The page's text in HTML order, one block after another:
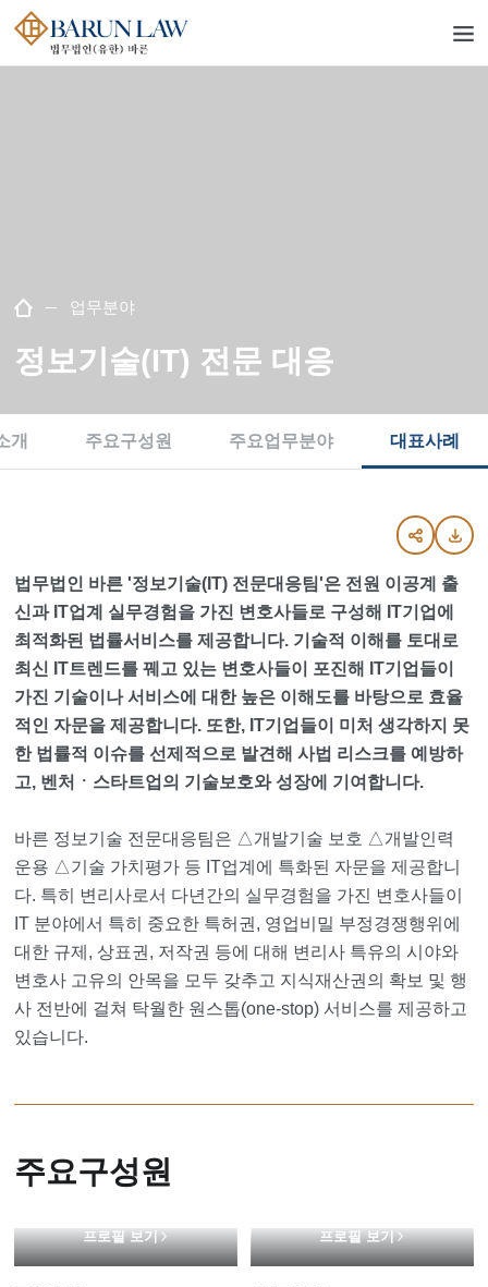
업무분야
정보기술(IT) 전문 대응
개 주요구성원 주요업무분야 대표사례
법무법인 바른 '정보기술(IT) 전문대응팀'은 전원 이공계 출
신과 IT업계 실무경험을 가진 변호사들로 구성해 IT기업에
최적화된 법률서비스를 제공합니다. 기술적 이해를 토대로
최신 IT트렌드를 꿰고 있는 변호사들이 포진해 IT기업들이
가진 기술이나 서비스에 대한 높은 이해도를 바탕으로 효율
적인 자문을 제공합니다. 또한, IT기업들이 미처 생각하지 못
한 법률적 이슈를 선제적으로 발견해 사법 리스크를 예방하
고, 벤처ㆍ스타트업의 기술보호와 성장에 기여합니다.
바른 정보기술 전문대응팀은 △개발기술 보호 △개발인력
운용 △기술 가치평가 등 IT업계에 특화된 자문을 제공합니
다. 특히 변리사로서 다년간의 실무경험을 가진 변호사들이
IT 분야에서 특히 중요한 특허권, 영업비밀 부정경쟁행위에
대한 규제, 상표권, 저작권 등에 대해 변리사 특유의 시야와
변호사 고유의 안목을 모두 갖추고 지식재산권의 확보 및 행
사 전반에 걸쳐 탁월한 원스톱(one-stop) 서비스를 제공하고
있습니다.
주요구성원
프로필 보기 프로필 보기